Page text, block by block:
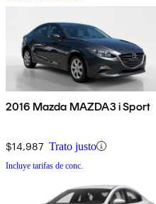
2016 Mazda MAZDA3 i Sport
$14,987 Trato justo
Incluye tarifas de conc.